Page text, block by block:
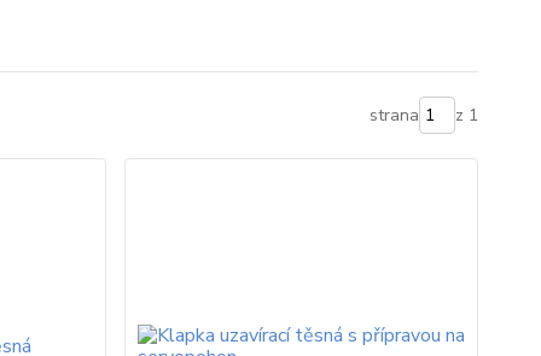
strana z 1